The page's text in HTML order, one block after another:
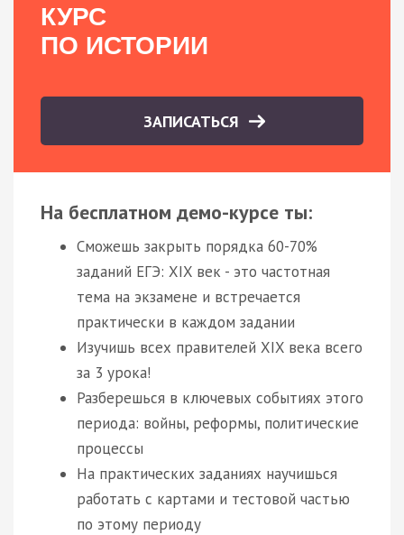
КУРС
ПО ИСТОРИИ
ЗАПИСАТЬСЯ
На бесплатном демо-курсе ты:
Сможешь закрыть порядка 60-70%
заданий ЕГЭ: XIX век - это частотная
тема на экзамене и встречается
практически в каждом задании
Изучишь всех правителей XIX века всего
за 3 урока!
Разберешься в ключевых событиях этого
периода: войны, реформы, политические
процессы
На практических заданиях научишься
работать с картами и тестовой частью
по этому периоду